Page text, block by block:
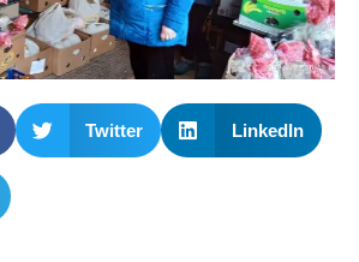
Twitter LinkedIn